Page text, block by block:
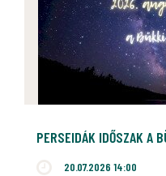
PERSEIDÁK IDŐSZAK A
20.07.2026 14:00